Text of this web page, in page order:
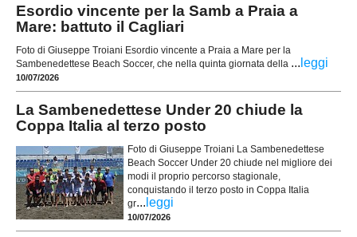
Esordio vincente per la Samb a Praia a
Mare: battuto il Cagliari
Foto di Giuseppe Troiani Esordio vincente a Praia a Mare per la
Sambenedettese Beach Soccer, che nella quinta giornata della ... leggi
10/07/2026
La Sambenedettese Under 20 chiude la
Coppa Italia al terzo posto
Foto di Giuseppe Troiani La Sambenedettese
Beach Soccer Under 20 chiude nel migliore dei
modi il proprio percorso stagionale,
conquistando il terzo posto in Coppa Italia
gr... leggi
10/07/2026